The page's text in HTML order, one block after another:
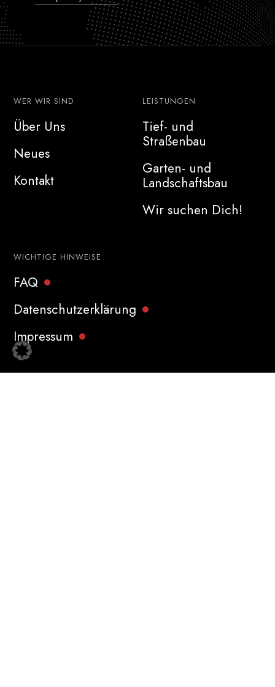
WER WIR SIND
Über Uns
Neues
Kontakt
LEISTUNGEN
Tief- und
Straßenbau
Garten- und
Landschaftsbau
Wir suchen Dich!
WICHTIGE HINWEISE
FAQ
Datenschutzerklärung
Impressum